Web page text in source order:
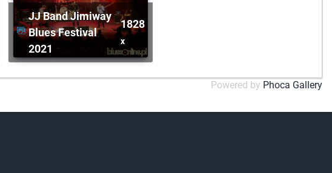
JJ Band Jimiway
Blues Festival
2021
1828
x
Powered by Phoca Gallery